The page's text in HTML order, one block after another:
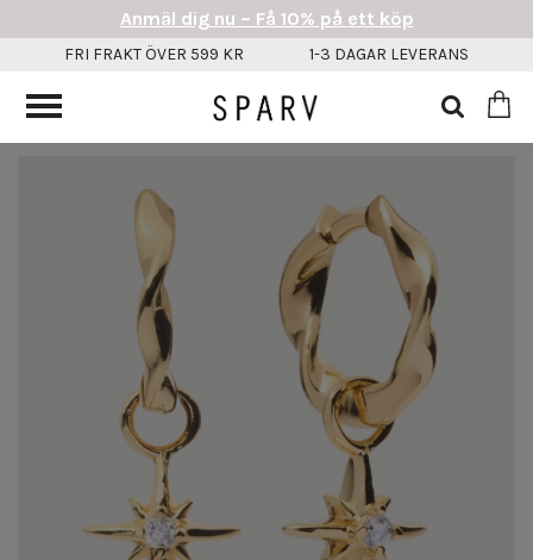
Anmäl dig nu – Få 10% på ett köp
FRI FRAKT ÖVER 599 KR 1-3 DAGAR LEVERANS